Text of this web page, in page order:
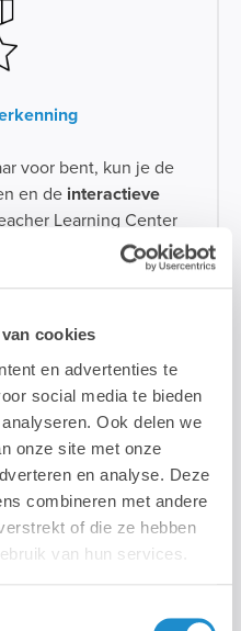
cookies
en advertenties te
social media te bieden
Ook delen we
onze site met onze
en analyse. Deze
combineren met andere
of die ze hebben
van hun services.
voor bent, kun je de
en de interactieve
Learning Center
je haalt, krijg je een
een leuke manier je
mag je het officiële
Als je als Apple
wilt, kun je leren
Playgroundsen hierin
>